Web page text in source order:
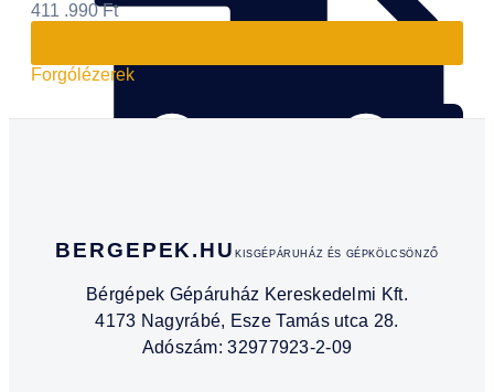
411 .990Ft
Forgólézerek
BERGEPEK.HUKISGÉPÁRUHÁZ ÉS GÉPKÖLCSÖNZŐ
Bérgépek Gépáruház Kereskedelmi Kft.
4173 Nagyrábé, Esze Tamás utca 28.
Adószám: 32977923-2-09